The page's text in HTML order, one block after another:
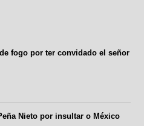
fogo por ter convidado el señor
Nieto por insultar o México